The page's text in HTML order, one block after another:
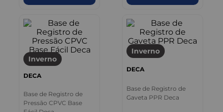
Inverno
DECA
Base de Registro de
Pressão CPVC Base
Inverno
DECA
Base de Registro de
Gaveta PPR Deca